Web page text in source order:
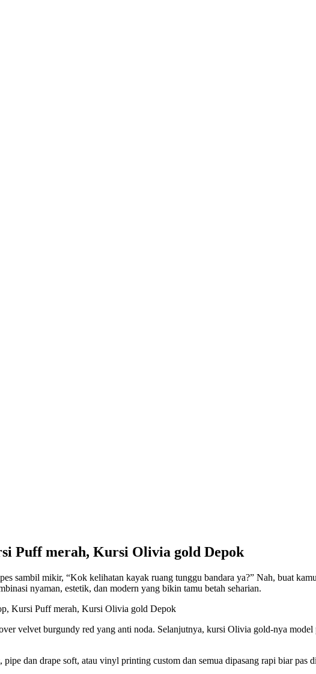
Puff merah, Kursi Olivia gold Depok
sambil mikir, “Kok kelihatan kayak ruang tunggu bandara ya?” Nah, buat
nyaman, estetik, dan modern yang bikin tamu betah seharian.
velvet burgundy red yang anti noda. Selanjutnya, kursi Olivia gold-nya model
dan drape soft, atau vinyl printing custom dan semua dipasang rapi biar pas